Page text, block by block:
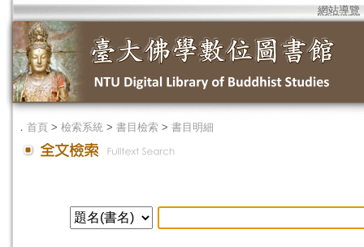
網站導覽
． 首頁 > 檢索系統 > 書目檢索 > 書目明細